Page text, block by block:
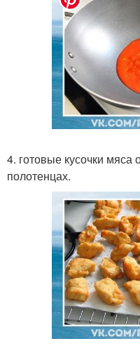
4. готовые кусочки мяса
полотенцах.